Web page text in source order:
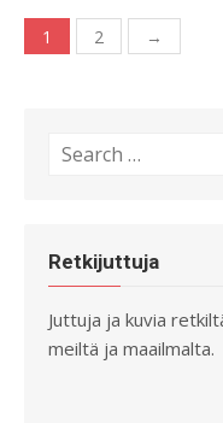
Artikkelien
1 2 →
Search
Retkijuttuja
Juttuja ja kuvia
meiltä ja maailmalta.